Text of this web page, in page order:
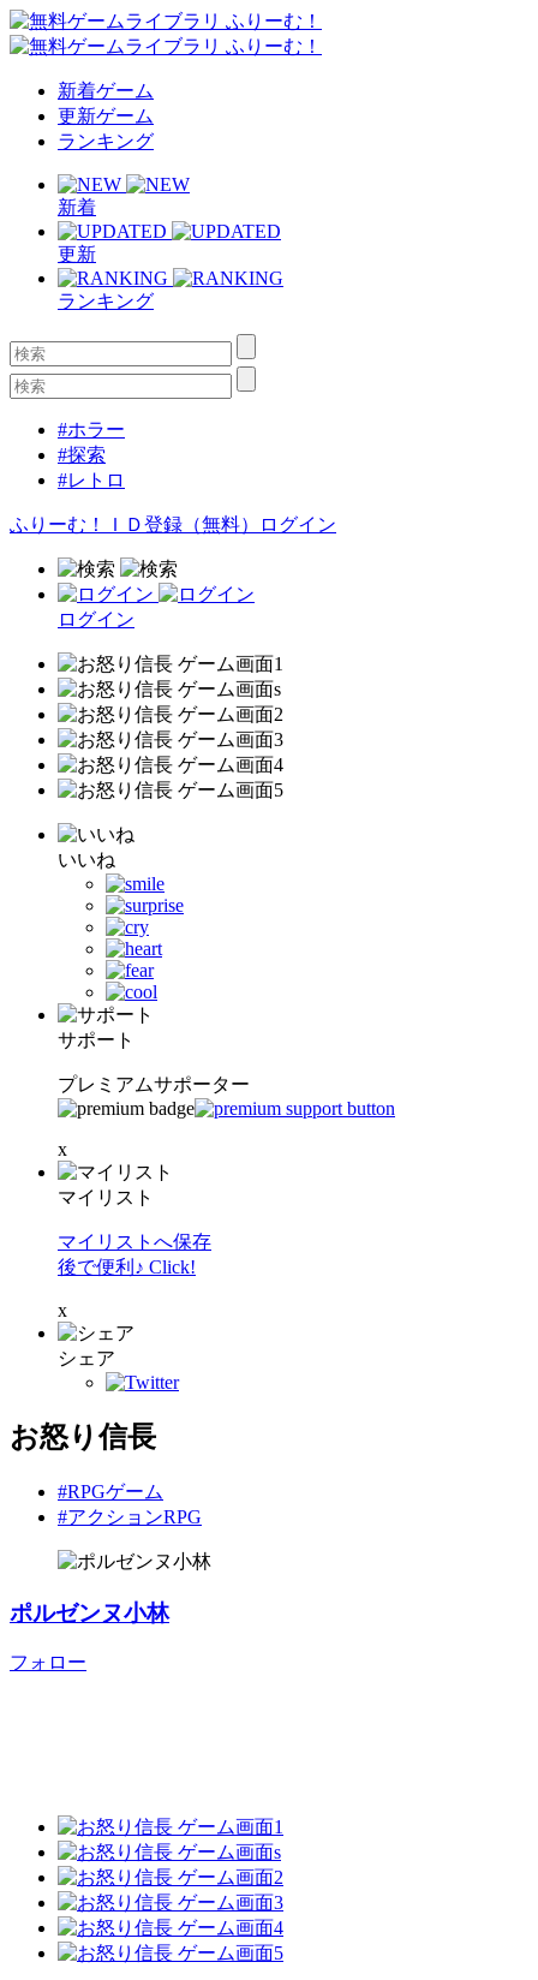
新着ゲーム
更新ゲーム
ランキング
新着
更新
ランキング
#ホラー
#探索
#レトロ
ふりーむ！ＩＤ登録（無料） ログイン
ログイン
いいね
サポート
プレミアムサポーター
x
マイリスト
マイリストへ保存
後で便利♪ Click!
x
シェア
お怒り信長
#RPGゲーム
#アクションRPG
ポルゼンヌ小林
フォロー